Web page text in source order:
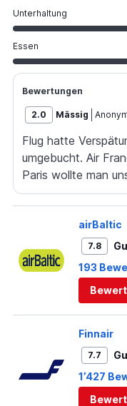
Unterhaltung
Essen
Bewertungen
2.0 Mässig
Flug hatte
umgebucht. Air
Paris wollte man
obwohl uns diese
versprochen
Insgesamt kamen
airBaltic
7.8
193
Finnair
7.7
1’427